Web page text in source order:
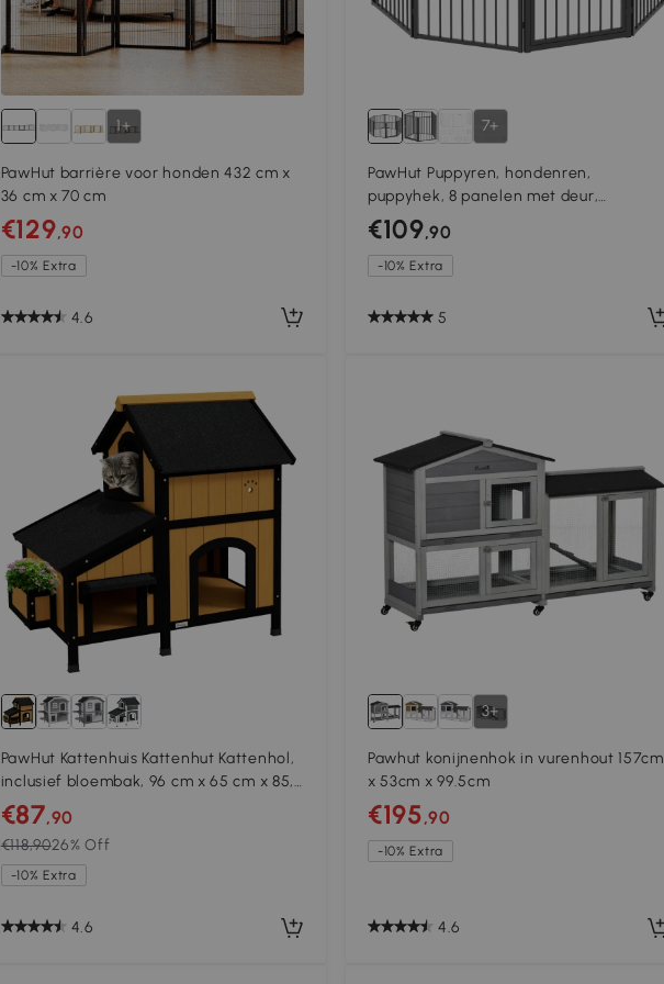
1+
PawHut barrière voor honden 432 cm x
36 cm x 70 cm
€129,90
-10% Extra
4.6
7+
PawHut Puppyren, hondenren,
puppyhek, 8 panelen met deur,
opvouwbare en draagbare
hondenomheining, staal, zwart
€109,90
-10% Extra
5
PawHut Kattenhuis Kattenhut Kattenhol,
inclusief bloembak, 96 cm x 65 cm x 85,5
cm, Geel + Wit + Zwart
€87,90
€118,9026% Off
-10% Extra
4.6
3+
Pawhut konijnenhok in vurenhout 157cm
x 53cm x 99.5cm
€195,90
-10% Extra
4.6